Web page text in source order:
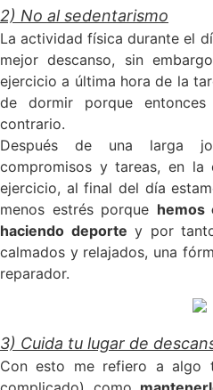
2) No al sedentarismo
La actividad física durante el
mejor descanso, sin
ejercicio a última hora de la
de dormir porque
contrario.
Después de una larga
compromisos y tareas, en la
ejercicio, al final del día
menos estrés porque hemos
haciendo deporte y por
calmados y relajados, una
reparador.
3) Cuida tu lugar de
Con esto me refiero a algo